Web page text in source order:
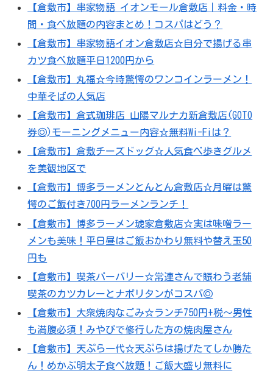
【倉敷市】串家物語 イオンモール倉敷店｜料金・時
間・食べ放題の内容まとめ！コスパはどう？
【倉敷市】串家物語イオン倉敷店☆自分で揚げる串
カツ食べ放題平日1200円から
【倉敷市】丸福☆今時驚愕のワンコインラーメン！
中華そばの人気店
【倉敷市】倉式珈琲店 山陽マルナカ新倉敷店(GOTO
券◎)モーニングメニュー内容☆無料Wi-Fiは？
【倉敷市】倉敷チーズドッグ☆人気食べ歩きグルメ
を美観地区で
【倉敷市】博多ラーメンとんとん倉敷店☆月曜は驚
愕のご飯付き700円ラーメンランチ！
【倉敷市】博多ラーメン琥家倉敷店☆実は味噌ラー
メンも美味！平日昼はご飯おかわり無料や替え玉50
円も
【倉敷市】喫茶バーバリー☆常連さんで賑わう老舗
喫茶のカツカレーとナポリタンがコスパ◎
【倉敷市】大衆焼肉なごみ☆ランチ750円+税～男性
も満腹必須！みやびで修行した方の焼肉屋さん
【倉敷市】天ぷら一代☆天ぷらは揚げたてしか勝た
ん！めかぶ明太子食べ放題！ご飯大盛り無料に